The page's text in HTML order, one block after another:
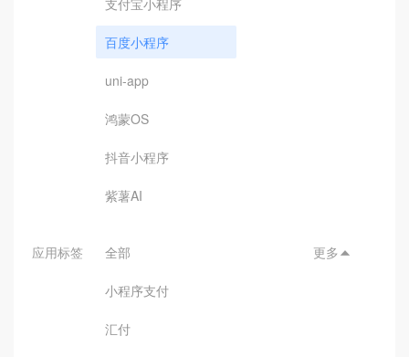
支付宝小程序
百度小程序
uni-app
鸿蒙OS
抖音小程序
紫薯AI
应用标签 全部
小程序支付
汇付
更多 